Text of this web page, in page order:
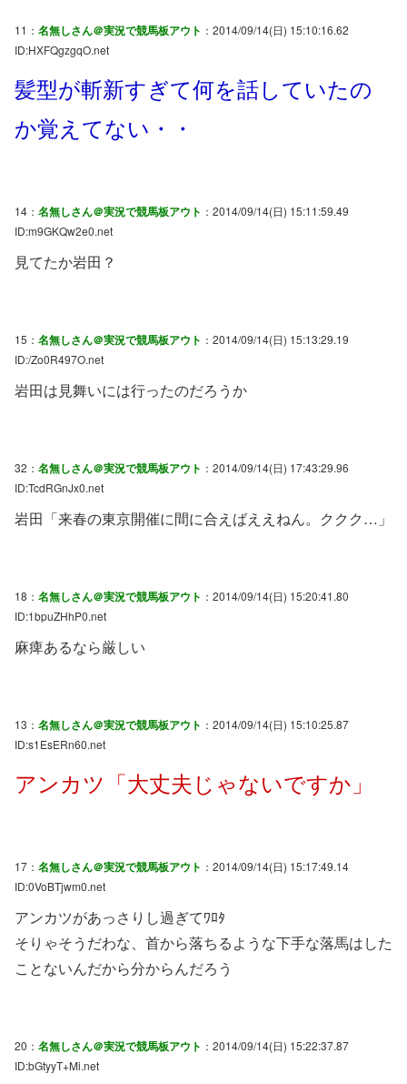
11： 名無しさん＠実況で競馬板アウト ：2014/09/14(日) 15:10:16.62
ID:HXFQgzgqO.net
髪型が斬新すぎて何を話していたの
か覚えてない・・
14： 名無しさん＠実況で競馬板アウト ：2014/09/14(日) 15:11:59.49
ID:m9GKQw2e0.net
見てたか岩田？
15： 名無しさん＠実況で競馬板アウト ：2014/09/14(日) 15:13:29.19
ID:/Zo0R497O.net
岩田は見舞いには行ったのだろうか
32： 名無しさん＠実況で競馬板アウト ：2014/09/14(日) 17:43:29.96
ID:TcdRGnJx0.net
岩田「来春の東京開催に間に合えばええねん。ククク…」
18： 名無しさん＠実況で競馬板アウト ：2014/09/14(日) 15:20:41.80
ID:1bpuZHhP0.net
麻痺あるなら厳しい
13： 名無しさん＠実況で競馬板アウト ：2014/09/14(日) 15:10:25.87
ID:s1EsERn60.net
アンカツ「大丈夫じゃないですか」
17： 名無しさん＠実況で競馬板アウト ：2014/09/14(日) 15:17:49.14
ID:0VoBTjwm0.net
アンカツがあっさりし過ぎてﾜﾛﾀ
そりゃそうだわな、首から落ちるような下手な落馬はした
ことないんだから分からんだろう
20： 名無しさん＠実況で競馬板アウト ：2014/09/14(日) 15:22:37.87
ID:bGtyyT+Mi.net